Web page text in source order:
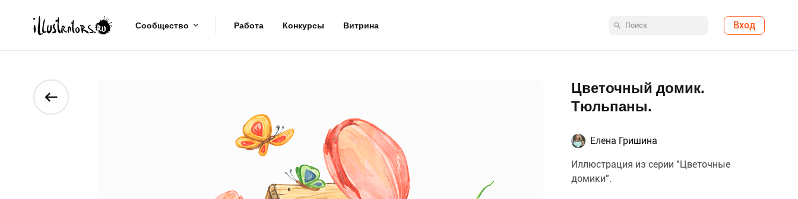
Сообщество Работа Конкурсы Витрина Вход
Цветочный домик.
Тюльпаны.
Елена Гришина
Иллюстрация из серии "Цветочные
домики".